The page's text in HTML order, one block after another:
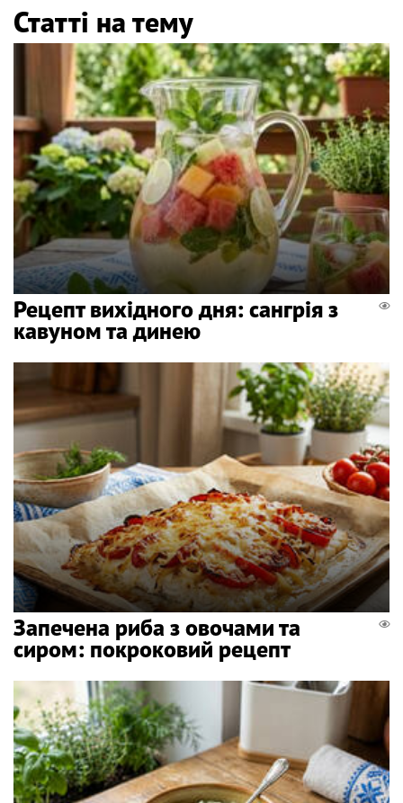
Статті на тему
Рецепт вихідного дня: сангрія з
кавуном та динею
Запечена риба з овочами та
сиром: покроковий рецепт